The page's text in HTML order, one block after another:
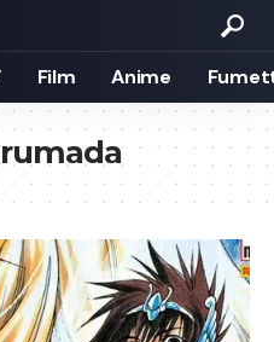
Film Anime